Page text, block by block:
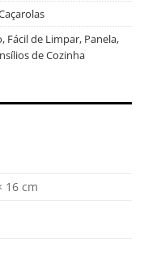
, Fácil de Limpar, Panela,
de Cozinha
16 cm